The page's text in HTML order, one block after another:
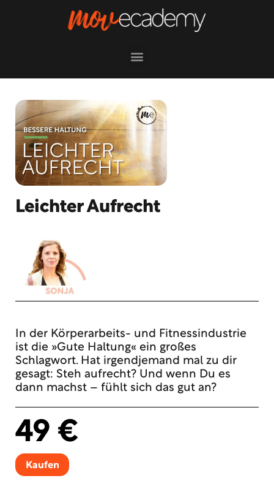
Leichter Aufrecht
In der Körperarbeits- und Fitnessindustrie
ist die »Gute Haltung« ein großes
Schlagwort. Hat irgendjemand mal zu dir
gesagt: Steh aufrecht? Und wenn Du es
dann machst – fühlt sich das gut an?
49 €
Kaufen